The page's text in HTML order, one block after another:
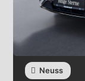
Neuss